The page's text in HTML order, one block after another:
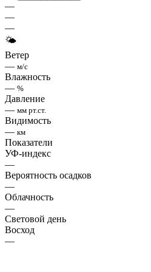
—
—
—
🌤
Ветер
— м/с
Влажность
— %
Давление
— мм рт.ст.
Видимость
— км
Показатели
УФ-индекс
—
Вероятность осадков
—
Облачность
—
Световой день
Восход
—